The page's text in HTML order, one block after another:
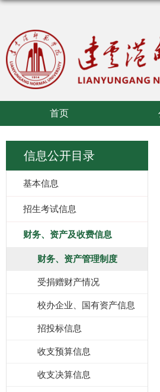
首页
信息公开目录
基本信息
招生考试信息
财务、资产及收费信息
财务、资产管理制度
受捐赠财产情况
校办企业、国有资产信息
招投标信息
收支预算信息
收支决算信息